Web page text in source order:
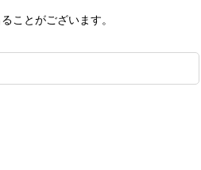
ことがございます。